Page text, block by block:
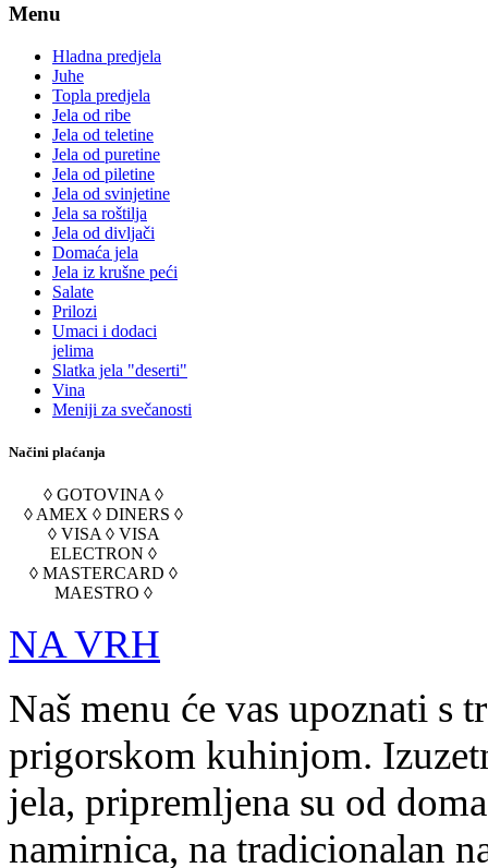
Menu
Hladna predjela
Juhe
Topla predjela
Jela od ribe
Jela od teletine
Jela od puretine
Jela od piletine
Jela od svinjetine
Jela sa roštilja
Jela od divljači
Domaća jela
Jela iz krušne peći
Salate
Prilozi
Umaci i dodaci
jelima
Slatka jela "deserti"
Vina
Meniji za svečanosti
Načini plaćanja
◊ GOTOVINA ◊
◊ AMEX ◊ DINERS ◊
◊ VISA ◊ VISA
ELECTRON ◊
◊ MASTERCARD ◊
MAESTRO ◊
NA VRH
Naš menu će vas upoznati s
prigorskom kuhinjom.
jela, pripremljena su od
namirnica, na tradicionalan